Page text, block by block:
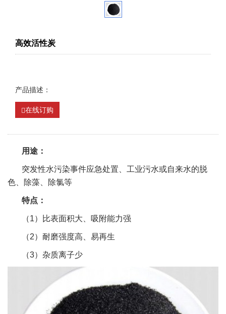
高效活性炭
产品描述：
在线订购
用途：
突发性水污染事件应急处置、工业污水或自来水的脱
色、除藻、除氯等
特点：
（1）比表面积大、吸附能力强
（2）耐磨强度高、易再生
（3）杂质离子少